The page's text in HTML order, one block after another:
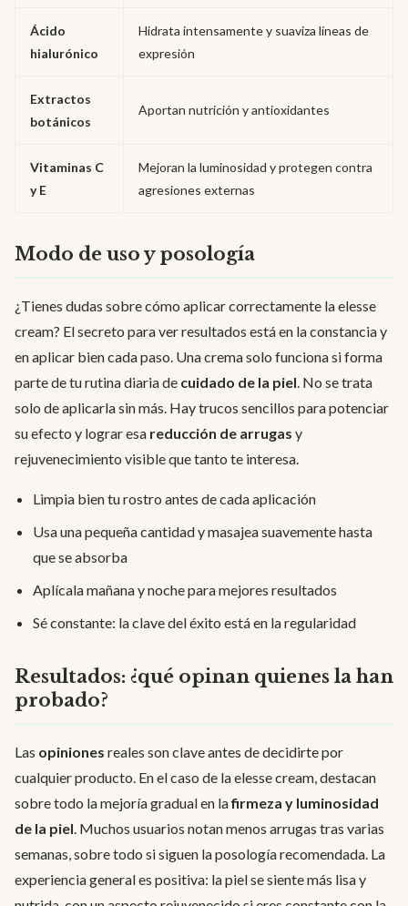
Ácido
hialurónico
Hidrata intensamente y suaviza líneas de
expresión
Extractos
botánicos
Aportan nutrición y antioxidantes
Vitaminas C
y E
Mejoran la luminosidad y protegen contra
agresiones externas
Modo de uso y posología
¿Tienes dudas sobre cómo aplicar correctamente la elesse
cream? El secreto para ver resultados está en la constancia y
en aplicar bien cada paso. Una crema solo funciona si forma
parte de tu rutina diaria de cuidado de la piel. No se trata
solo de aplicarla sin más. Hay trucos sencillos para potenciar
su efecto y lograr esa reducción de arrugas y
rejuvenecimiento visible que tanto te interesa.
Limpia bien tu rostro antes de cada aplicación
Usa una pequeña cantidad y masajea suavemente hasta
que se absorba
Aplícala mañana y noche para mejores resultados
Sé constante: la clave del éxito está en la regularidad
Resultados: ¿qué opinan quienes la han
probado?
Las opiniones reales son clave antes de decidirte por
cualquier producto. En el caso de la elesse cream, destacan
sobre todo la mejoría gradual en lafirmeza y luminosidad
de la piel. Muchos usuarios notan menos arrugas tras varias
semanas, sobre todo si siguen la posología recomendada. La
experiencia general es positiva: la piel se siente más lisa y